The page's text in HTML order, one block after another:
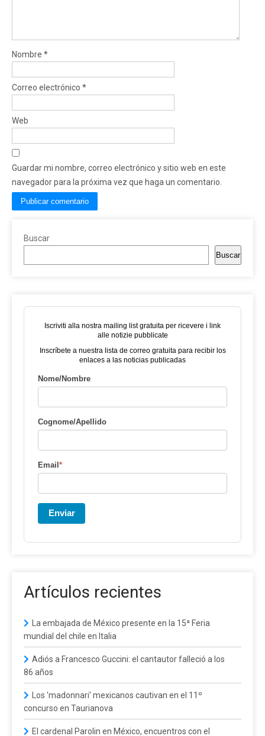
Nombre *
Correo electrónico *
Web
Guardar mi nombre, correo electrónico y sitio web en este
navegador para la próxima vez que haga un comentario.
Buscar
Buscar
Iscriviti alla nostra mailing list gratuita per ricevere i link
alle notizie pubblicate
Inscríbete a nuestra lista de correo gratuita para recibir los
enlaces a las noticias publicadas
Nome/Nombre
Cognome/Apellido
Email*
Enviar
Artículos recientes
La embajada de México presente en la 15ª Feria
mundial del chile en Italia
Adiós a Francesco Guccini: el cantautor falleció a los
86 años
Los 'madonnari' mexicanos cautivan en el 11º
concurso en Taurianova
El cardenal Parolin en México, encuentros con el